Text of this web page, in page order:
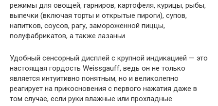
режимы для овощей, гарниров, картофеля, курицы, рыбы,
выпечки (включая торты и открытые пироги), супов,
напитков, соусов, рагу, замороженной пиццы,
полуфабрикатов, а также лазаньи
Удобный сенсорный дисплей с крупной индикацией — это
настоящая гордость Weissgauff, ведь он не только
является интуитивно понятным, но и великолепно
реагирует на прикосновения с первого нажатия даже в
том случае, если руки влажные или прохладные